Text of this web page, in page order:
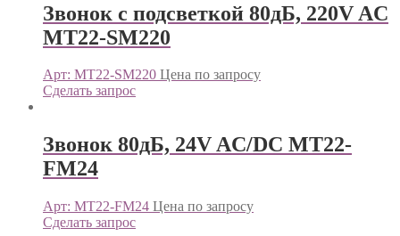
Звонок с подсветкой 80дБ, 220V AC
MT22-SM220
Арт: MT22-SM220 Цена по запросу
Сделать запрос
Звонок 80дБ, 24V AC/DC MT22-
FM24
Арт: MT22-FM24 Цена по запросу
Сделать запрос